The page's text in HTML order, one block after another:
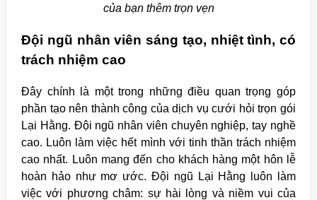
của bạn thêm trọn vẹn
Đội ngũ nhân viên sáng tạo, nhiệt tình, có
trách nhiệm cao
Đây chính là một trong những điều quan trọng góp
phần tạo nên thành công của dịch vụ cưới hỏi trọn gói
Lại Hằng. Đội ngũ nhân viên chuyên nghiệp, tay nghề
cao. Luôn làm việc hết mình với tinh thần trách nhiệm
cao nhất. Luôn mang đến cho khách hàng một hôn lễ
hoàn hảo như mơ ước. Đội ngũ Lại Hằng luôn làm
việc với phương châm: sự hài lòng và niềm vui của